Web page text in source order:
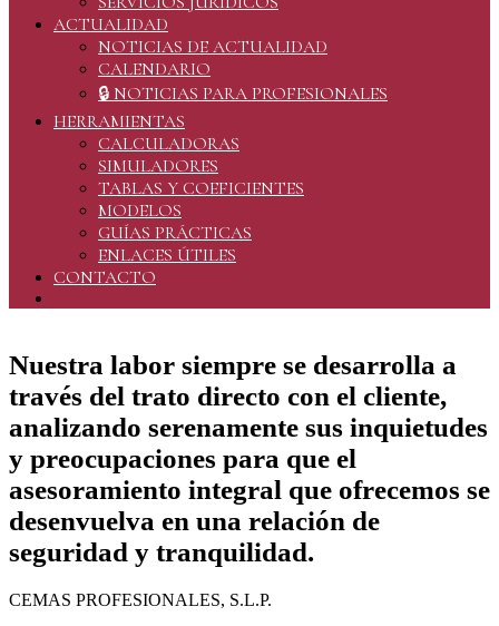
ACTUALIDAD
NOTICIAS DE ACTUALIDAD
CALENDARIO
🔒 NOTICIAS PARA PROFESIONALES
HERRAMIENTAS
CALCULADORAS
SIMULADORES
TABLAS Y COEFICIENTES
MODELOS
GUÍAS PRÁCTICAS
ENLACES ÚTILES
CONTACTO
Nuestra labor siempre se desarrolla a
través del trato directo con el cliente,
analizando serenamente sus inquietudes
y preocupaciones para que el
asesoramiento integral que ofrecemos se
desenvuelva en una relación de
seguridad y tranquilidad.
CEMAS PROFESIONALES, S.L.P.